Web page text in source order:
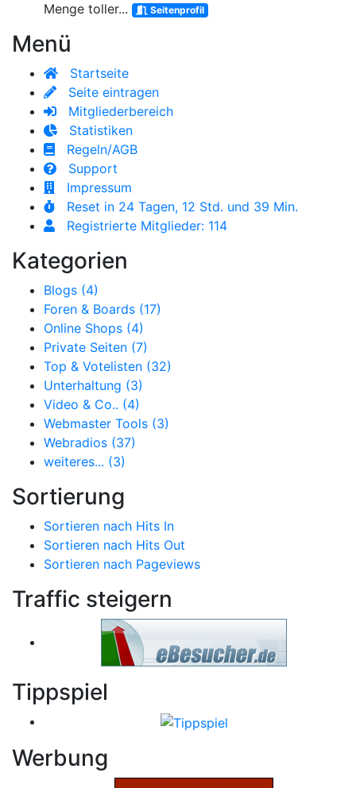
Menge toller...
Seitenprofil
Menü
Startseite
Seite eintragen
Mitgliederbereich
Statistiken
Regeln/AGB
Support
Impressum
Reset in 24 Tagen, 12 Std. und 39 Min.
Registrierte Mitglieder: 114
Kategorien
Blogs (4)
Foren & Boards (17)
Online Shops (4)
Private Seiten (7)
Top & Votelisten (32)
Unterhaltung (3)
Video & Co.. (4)
Webmaster Tools (3)
Webradios (37)
weiteres... (3)
Sortierung
Sortieren nach Hits In
Sortieren nach Hits Out
Sortieren nach Pageviews
Traffic steigern
Tippspiel
Werbung